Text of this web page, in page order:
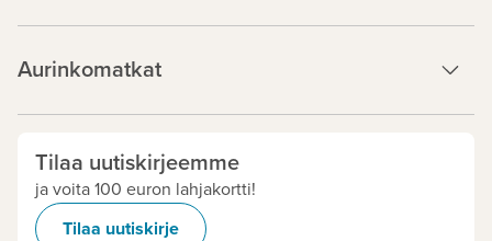
Aurinkomatkat
Tilaa uutiskirjeemme
ja voita 100 euron lahjakortti!
Tilaa uutiskirje